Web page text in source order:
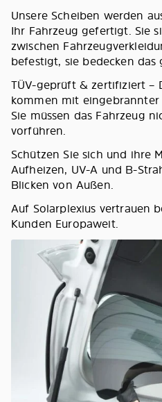
Unsere Scheiben werden
Ihr Fahrzeug gefertigt. Sie
zwischen
befestigt, sie bedecken das
TÜV-geprüft & zertifiziert –
kommen mit eingebrannter
Sie müssen das Fahrzeug
vorführen.
Schützen Sie sich und ihre
Aufheizen, UV-A und B-
Blicken von Außen.
Auf Solarplexius vertrauen
Kunden Europaweit.